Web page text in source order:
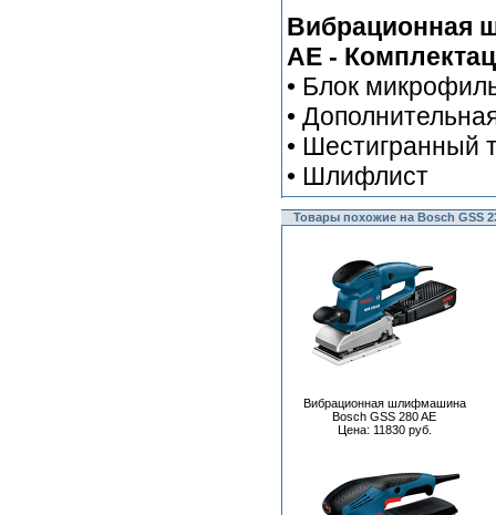
Вибрационная
AE -
• Блок
•
• Шестигранный
• Шлифлист
Товары похожие на Bosch GSS
Вибрационная шлифмашина
Bosch GSS 280 AE
Цена: 11830 руб.